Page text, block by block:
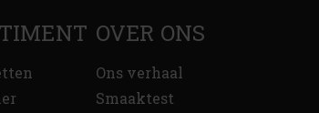
OVER ONS
Ons verhaal
Smaaktest